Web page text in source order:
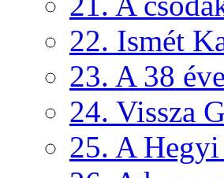
22. Ismét
23. A 38
24. Vissza
25. A Hegyi